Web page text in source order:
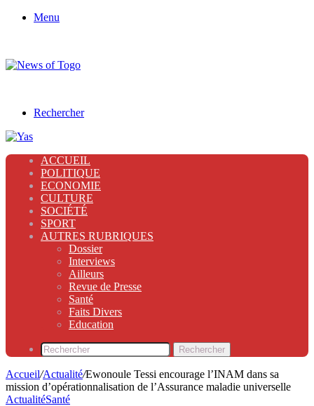
Menu
Rechercher
ACCUEIL
POLITIQUE
ECONOMIE
CULTURE
SOCIÉTÉ
SPORT
AUTRES RUBRIQUES
Dossier
Interviews
Ailleurs
Revue de Presse
Santé
Faits Divers
Education
Rechercher
Accueil/Actualité/Ewonoule Tessi encourage l’INAM dans sa
mission d’opérationnalisation de l’Assurance maladie universelle
ActualitéSanté